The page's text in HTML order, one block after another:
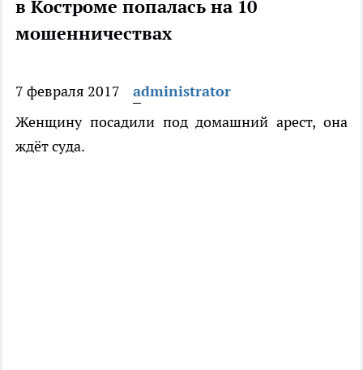
в Костроме попалась на 10
мошенничествах
7 февраля 2017
administrator
Женщину посадили под домашний арест, она
ждёт суда.